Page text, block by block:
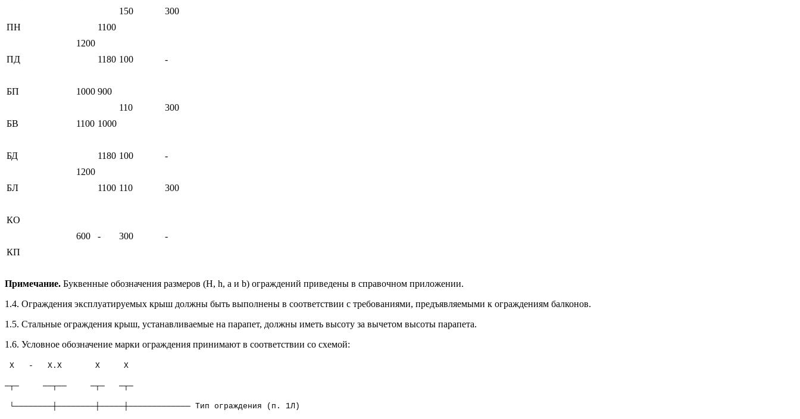
150
300
ПН
1200
1100
ПД 1180 100 -
БП 1000 900
110
300
БВ
1100 1000
БД
1200
1180 100 -
БЛ 1100 110 300
КО
600
- 300
-
КП
Примечание. Буквенные обозначения размеров (H, h, a и b) ограждений приведены в справочном приложении.
1.4. Ограждения эксплуатируемых крыш должны быть выполнены в соответствии с требованиями, предъявляемыми к ограждениям балконов.
1.5. Стальные ограждения крыш, устанавливаемые на парапет, должны иметь высоту за вычетом высоты парапета.
1.6. Условное обозначение марки ограждения принимают в соответствии со схемой:
Х - Х.X Х Х
─┬─ ──┬── ─┬─ ─┬─
└────────┼────────┼─────┼───────────── Тип ограждения (п. 1Л)